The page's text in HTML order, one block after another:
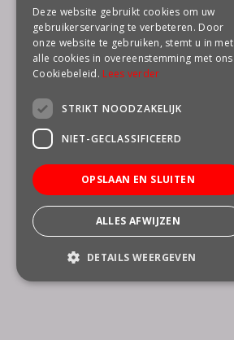
Deze website gebruikt cookies om uw
gebruikerservaring te verbeteren. Door
onze website te gebruiken, stemt u in met
alle cookies in overeenstemming met ons
Cookiebeleid. Lees verder
STRIKT NOODZAKELIJK
NIET-GECLASSIFICEERD
OPSLAAN EN SLUITEN
ALLES AFWIJZEN
DETAILS WEERGEVEN